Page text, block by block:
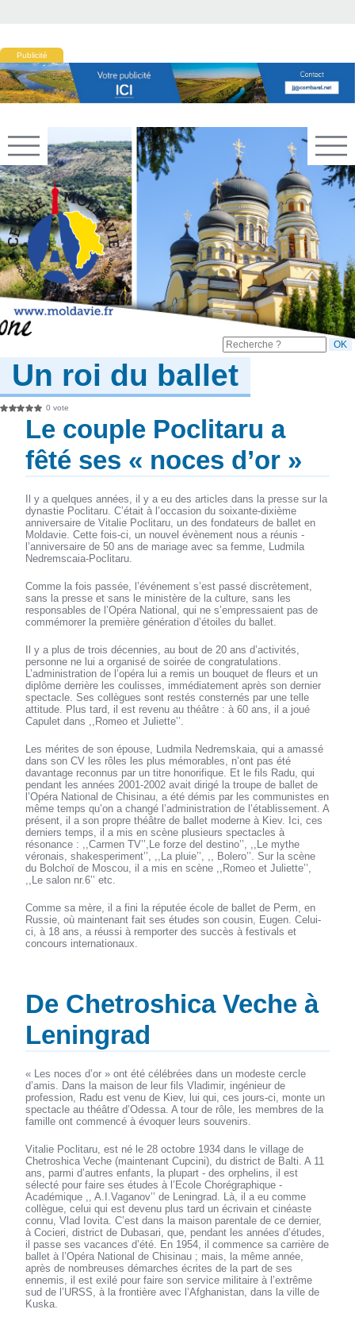
Publicité
Un roi du ballet
0 vote
Le couple Poclitaru a
fêté ses « noces d’or »
Il y a quelques années, il y a eu des articles dans la presse sur la
dynastie Poclitaru. C’était à l’occasion du soixante-dixième
anniversaire de Vitalie Poclitaru, un des fondateurs de ballet en
Moldavie. Cette fois-ci, un nouvel évènement nous a réunis -
l’anniversaire de 50 ans de mariage avec sa femme, Ludmila
Nedremscaia-Poclitaru.
Comme la fois passée, l’événement s’est passé discrètement,
sans la presse et sans le ministère de la culture, sans les
responsables de l’Opéra National, qui ne s’empressaient pas de
commémorer la première génération d’étoiles du ballet.
Il y a plus de trois décennies, au bout de 20 ans d’activités,
personne ne lui a organisé de soirée de congratulations.
L’administration de l’opéra lui a remis un bouquet de fleurs et un
diplôme derrière les coulisses, immédiatement après son dernier
spectacle. Ses collègues sont restés consternés par une telle
attitude. Plus tard, il est revenu au théâtre : à 60 ans, il a joué
Capulet dans ,,Romeo et Juliette’’.
Les mérites de son épouse, Ludmila Nedremskaia, qui a amassé
dans son CV les rôles les plus mémorables, n’ont pas été
davantage reconnus par un titre honorifique. Et le fils Radu, qui
pendant les années 2001-2002 avait dirigé la troupe de ballet de
l’Opéra National de Chisinau, a été démis par les communistes en
même temps qu’on a changé l’administration de l’établissement. A
présent, il a son propre théâtre de ballet moderne à Kiev. Ici, ces
derniers temps, il a mis en scène plusieurs spectacles à
résonance : ,,Carmen TV’’,Le forze del destino’’, ,,Le mythe
véronais, shakesperiment’’, ,,La pluie’’, ,, Bolero’’. Sur la scène
du Bolchoï de Moscou, il a mis en scène ,,Romeo et Juliette’’,
,,Le salon nr.6’’ etc.
Comme sa mère, il a fini la réputée école de ballet de Perm, en
Russie, où maintenant fait ses études son cousin, Eugen. Celui-
ci, à 18 ans, a réussi à remporter des succès à festivals et
concours internationaux.
De Chetroshica Veche à
Leningrad
« Les noces d’or » ont été célébrées dans un modeste cercle
d’amis. Dans la maison de leur fils Vladimir, ingénieur de
profession, Radu est venu de Kiev, lui qui, ces jours-ci, monte un
spectacle au théâtre d’Odessa. A tour de rôle, les membres de la
famille ont commencé à évoquer leurs souvenirs.
Vitalie Poclitaru, est né le 28 octobre 1934 dans le village de
Chetroshica Veche (maintenant Cupcini), du district de Balti. A 11
ans, parmi d’autres enfants, la plupart - des orphelins, il est
sélecté pour faire ses études à l’Ecole Chorégraphique -
Académique ,, A.I.Vaganov’’ de Leningrad. Là, il a eu comme
collègue, celui qui est devenu plus tard un écrivain et cinéaste
connu, Vlad Iovita. C’est dans la maison parentale de ce dernier,
à Cocieri, district de Dubasari, que, pendant les années d’études,
il passe ses vacances d’été. En 1954, il commence sa carrière de
ballet à l’Opéra National de Chisinau ; mais, la même année,
après de nombreuses démarches écrites de la part de ses
ennemis, il est exilé pour faire son service militaire à l’extrême
sud de l’URSS, à la frontière avec l’Afghanistan, dans la ville de
Kuska.